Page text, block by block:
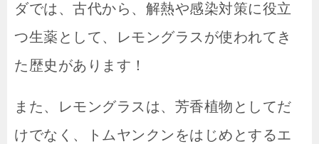
ダでは、古代から、解熱や感染対策に役立
つ生薬として、レモングラスが使われてき
た歴史があります！
また、レモングラスは、芳香植物としてだ
けでなく、トムヤンクンをはじめとするエ